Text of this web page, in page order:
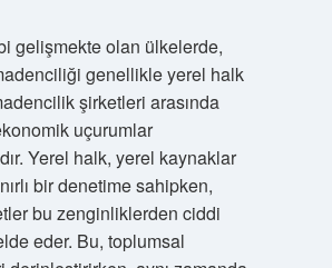
gelişmekte olan ülkelerde,
genellikle yerel halk
şirketleri arasında
uçurumlar
Yerel halk, yerel kaynaklar
bir denetime sahipken,
bu zenginliklerden ciddi
eder. Bu, toplumsal